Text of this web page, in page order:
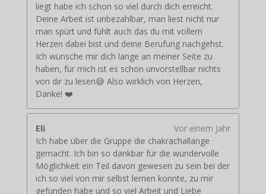
liegt habe ich schon so viel durch dich erreicht.
Deine Arbeit ist unbezahlbar, man liest nicht nur
man spürt und fühlt auch das du mit vollem
Herzen dabei bist und deine Berufung nachgehst.
Ich wünsche mir dich lange an meiner Seite zu
haben, für mich ist es schon unvorstellbar nichts
von dir zu lesen😅 Also wirklich von Herzen,
Danke! ❤️
Eli
Vor einem Jahr
Ich habe über die Gruppe die chakrachallange
gemacht. Ich bin so dankbar für die wundervolle
Möglichkeit ein Teil davon gewesen zu sein bei der
ich so viel von mir selbst lernen konnte, zu mir
gefunden habe und so viel Arbeit und Liebe